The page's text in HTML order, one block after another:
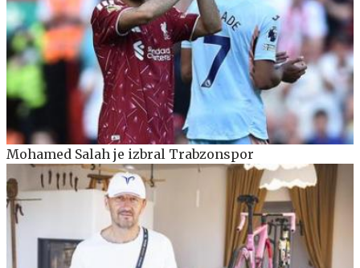
Mohamed Salah je izbral Trabzonspor